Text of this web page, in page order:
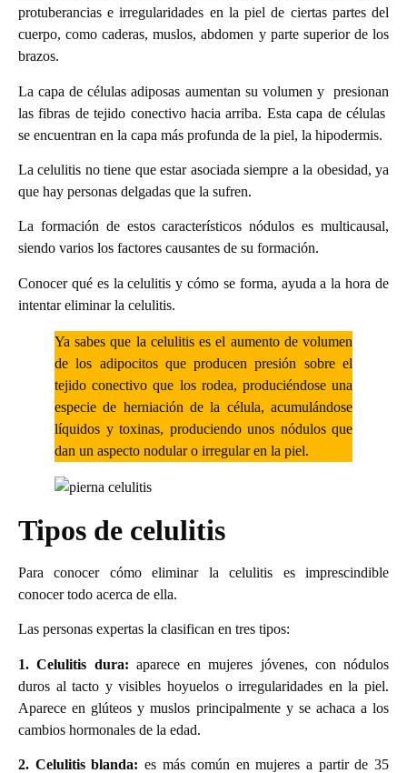
protuberancias e irregularidades en la piel de ciertas partes del
cuerpo, como caderas, muslos, abdomen y parte superior de los
brazos.
La capa de células adiposas aumentan su volumen y presionan
las fibras de tejido conectivo hacia arriba. Esta capa de células
se encuentran en la capa más profunda de la piel, la hipodermis.
La celulitis no tiene que estar asociada siempre a la obesidad, ya
que hay personas delgadas que la sufren.
La formación de estos característicos nódulos es multicausal,
siendo varios los factores causantes de su formación.
Conocer qué es la celulitis y cómo se forma, ayuda a la hora de
intentar eliminar la celulitis.
Ya sabes que la celulitis es el aumento de volumen
de los adipocitos que producen presión sobre el
tejido conectivo que los rodea, produciéndose una
especie de herniación de la célula, acumulándose
líquidos y toxinas, produciendo unos nódulos que
dan un aspecto nodular o irregular en la piel.
Tipos de celulitis
Para conocer cómo eliminar la celulitis es imprescindible
conocer todo acerca de ella.
Las personas expertas la clasifican en tres tipos:
1. Celulitis dura: aparece en mujeres jóvenes, con nódulos
duros al tacto y visibles hoyuelos o irregularidades en la piel.
Aparece en glúteos y muslos principalmente y se achaca a los
cambios hormonales de la edad.
2. Celulitis blanda: es más común en mujeres a partir de 35